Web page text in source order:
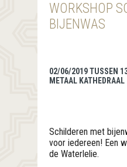
WORKSHOP
BIJENWAS
02/06/2019 TUSSEN
METAAL KATHEDRAAL
Schilderen met
voor iedereen! Een
de Waterlelie.